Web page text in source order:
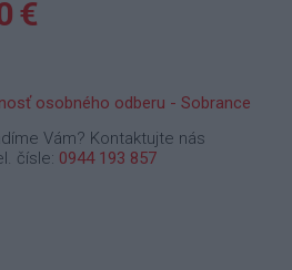
€
osobného odberu - Sobrance
Vám? Kontaktujte nás
čísle: 0944 193 857